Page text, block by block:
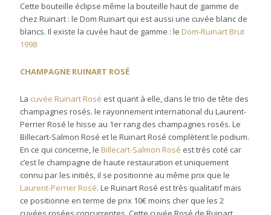
Cette bouteille éclipse même la bouteille haut de gamme de
chez Ruinart : le Dom Ruinart qui est aussi une cuvée blanc de
blancs. Il existe la cuvée haut de gamme : le Dom-Ruinart Brut
1998
CHAMPAGNE RUINART ROSÉ
La cuvée Ruinart Rosé est quant à elle, dans le trio de tête des
champagnes rosés. le rayonnement international du Laurent-
Perrier Rosé le hisse au 1er rang des champagnes rosés. Le
Billecart-Salmon Rosé et le Ruinart Rosé complètent le podium.
En ce qui concerne, le Billecart-Salmon Rosé est très coté car
c’est le champagne de haute restauration et uniquement
connu par les initiés, il se positionne au même prix que le
Laurent-Perrier Rosé. Le Ruinart Rosé est très qualitatif mais
ce positionne en terme de prix 10€ moins cher que les 2